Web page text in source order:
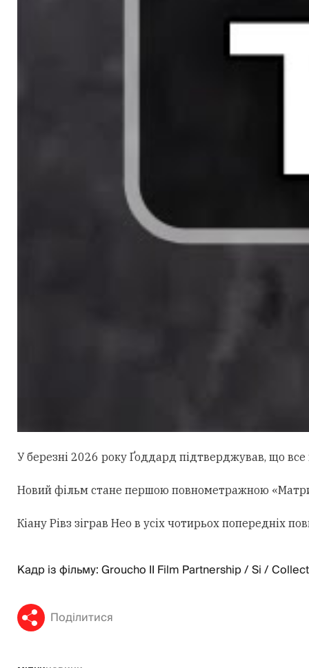
У березні 2026 року Ґоддард підтверджував, що все
Новий фільм стане першою повнометражною
Кіану Рівз зіграв Нео в усіх чотирьох попередніх
Кадр із фільму: Groucho II Film Partnership / Si /
Поділитися